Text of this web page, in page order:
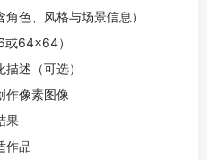
色、风格与场景信息）
64×64）
述（可选）
作像素图像
果
作品